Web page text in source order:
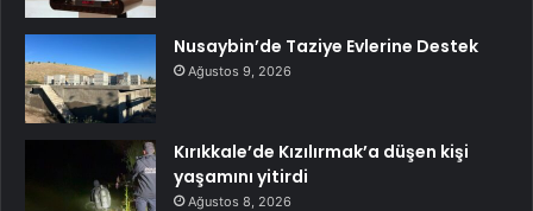
Nusaybin’de Taziye Evlerine Destek
Ağustos 9, 2026
Kırıkkale’de Kızılırmak’a düşen kişi
yaşamını yitirdi
Ağustos 8, 2026